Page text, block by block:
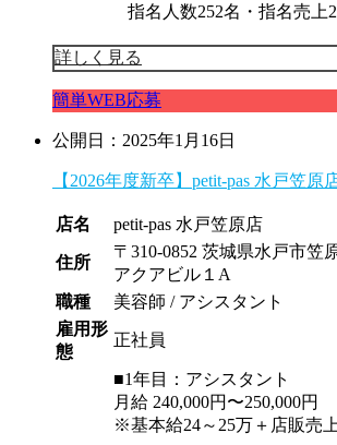
指名人数252名・指名売上
詳しく見る
簡単WEB応募
公開日：2025年1月16日
【2026年度新卒】petit-pas 水戸笠原
店名 petit-pas 水戸笠原店
住所
〒310-0852 茨城県水戸市笠
アクアビル１A
職種
美容師 / アシスタント
雇用形
態
正社員
■1年目：アシスタント
月給 240,000円〜250,000円
※基本給24～25万＋店販売